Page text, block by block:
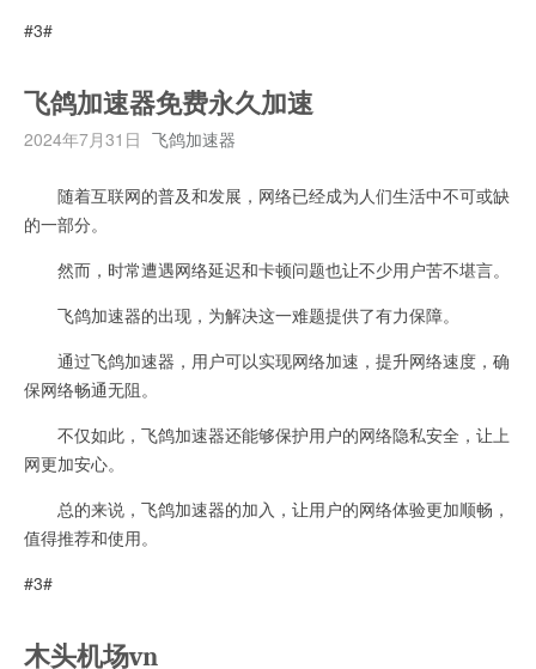
#3#
飞鸽加速器免费永久加速
2024年7月31日 飞鸽加速器
随着互联网的普及和发展，网络已经成为人们生活中不可或缺
的一部分。
然而，时常遭遇网络延迟和卡顿问题也让不少用户苦不堪言。
飞鸽加速器的出现，为解决这一难题提供了有力保障。
通过飞鸽加速器，用户可以实现网络加速，提升网络速度，确
保网络畅通无阻。
不仅如此，飞鸽加速器还能够保护用户的网络隐私安全，让上
网更加安心。
总的来说，飞鸽加速器的加入，让用户的网络体验更加顺畅，
值得推荐和使用。
#3#
木头机场vn